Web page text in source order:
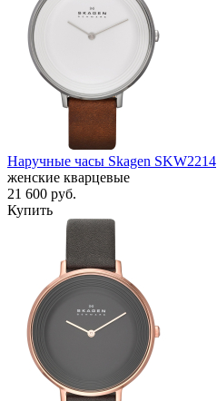
Наручные часы Skagen SKW2214
женские кварцевые
21 600 руб.
Купить